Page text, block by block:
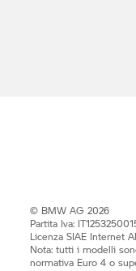
© BMW AG 2026
Partita Iva:
Licenza SIAE Internet
Nota: tutti i modelli
normativa Euro 4 o